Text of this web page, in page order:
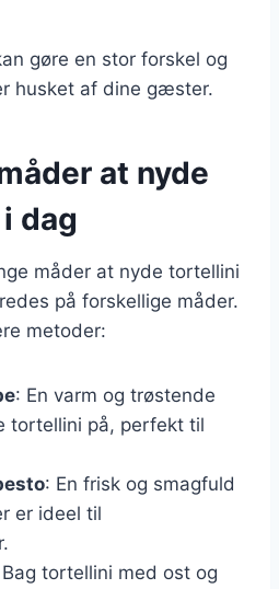
gøre en stor forskel og
husket af dine gæster.
at nyde
dag
måder at nyde tortellini
på forskellige måder.
metoder:
: En varm og trøstende
tortellini på, perfekt til
: En frisk og smagfuld
er ideel til
tortellini med ost og